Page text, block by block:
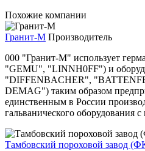
Похожие компании
Гранит-М Производитель
000 "Гранит-М" использует
"GEMU", "LINNH0FF") и
"DIFFENBACHER",
DEMAG") таким образом
единственным в России
гальванического оборудования
Тамбовский пороховой завод